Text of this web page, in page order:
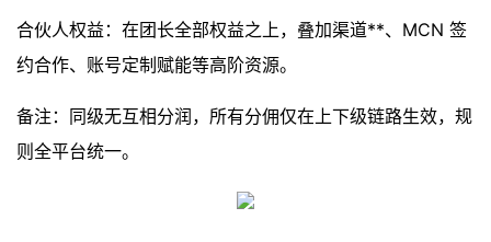
合伙人权益：在团长全部权益之上，叠加渠道**、MCN 签
约合作、账号定制赋能等高阶资源。
备注：同级无互相分润，所有分佣仅在上下级链路生效，规
则全平台统一。